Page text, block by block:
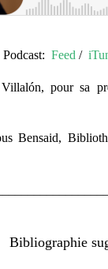
Feed /
pour sa
Bensaid,
Bibliographie